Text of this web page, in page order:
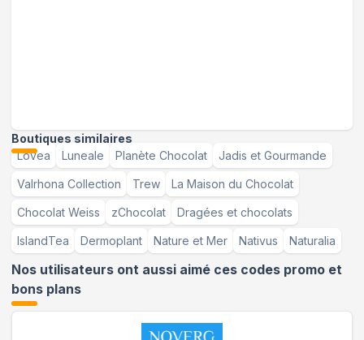
Boutiques similaires
Lovea
Luneale Planète Chocolat Jadis et Gourmande
Valrhona Collection Trew La Maison du Chocolat
Chocolat Weiss zChocolat Dragées et chocolats
IslandTea Dermoplant Nature et Mer Nativus Naturalia
Nos utilisateurs ont aussi aimé ces codes promo et
bons plans